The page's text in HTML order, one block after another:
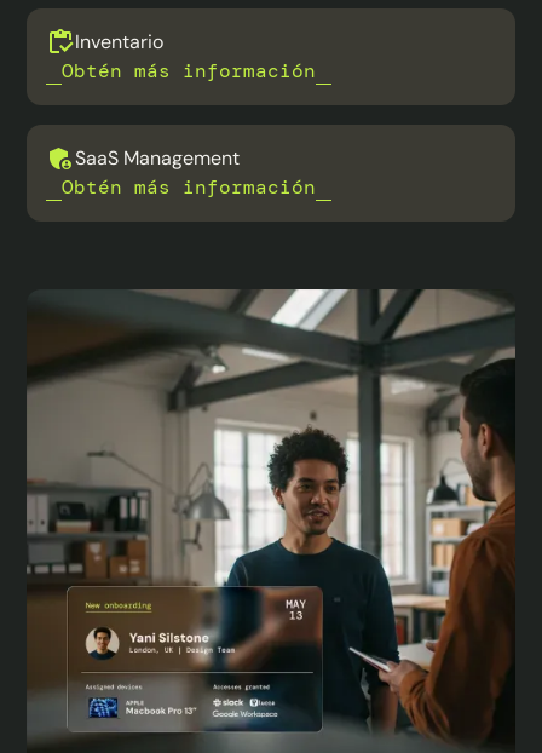
Inventario
Obtén más información
SaaS Management
Obtén más información